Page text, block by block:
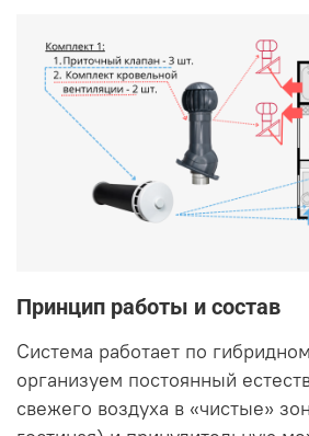
Принцип работы и состав
Система работает по
организуем постоянный
свежего воздуха в «чистые»